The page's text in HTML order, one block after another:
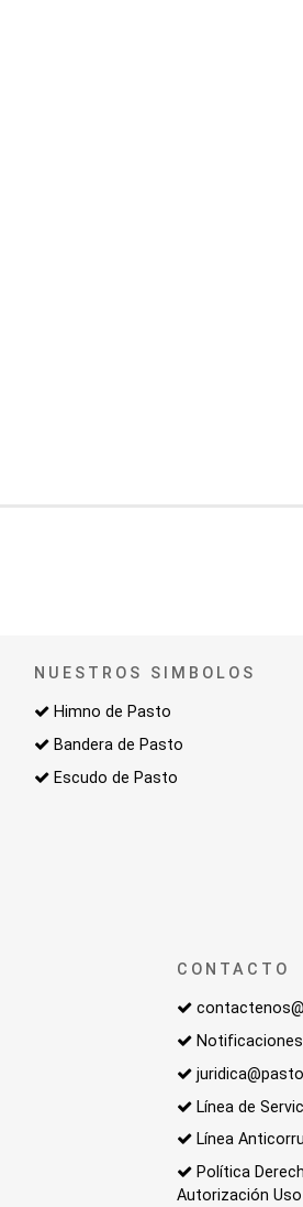
NUESTROS SIMBOLOS
Himno de Pasto
Bandera de Pasto
Escudo de Pasto
CONTACTO
Línea de
Línea
Política
Autorización Uso